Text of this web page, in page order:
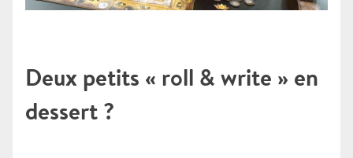
Deux petits « roll & write » en
dessert ?